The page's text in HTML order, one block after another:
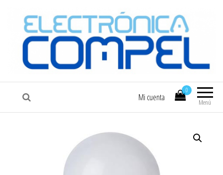
COMPEL Electrónica COMPEL
Menú
0
Mi cuenta